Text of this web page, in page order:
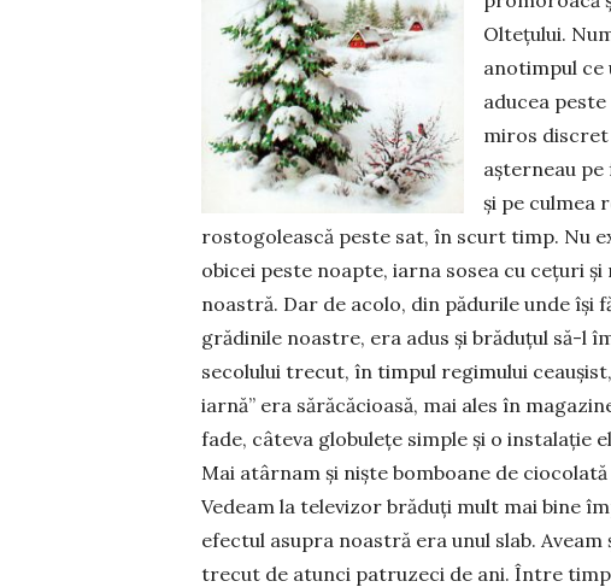
Oltețului.
anotimpul ce
aducea
miros discret
așterneau
și pe culmea
rostogolească peste sat, în scurt timp. Nu
obicei peste noapte, iarna sosea cu cețuri
noastră. Dar de acolo, din pădurile unde își
grădinile noastre, era adus și brăduțul să-l
secolului trecut, în timpul regimului
iarnă” era sărăcăcioasă, mai ales în
fade, câteva globulețe simple și o instalație
Mai atârnam și niște bomboane de
Vedeam la televizor brăduți mult mai bine
efectul asupra noastră era unul slab.
trecut de atunci patruzeci de ani. Între